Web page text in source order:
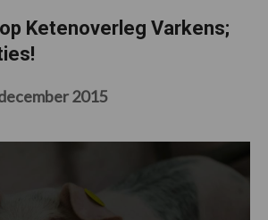
Ketenoverleg Varkens;
2015